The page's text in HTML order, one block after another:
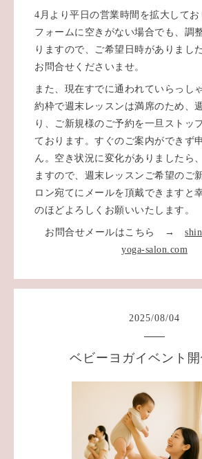
4月より平日の営業時間を拡大して
フォームに空きがない場合でも、調
りますので、ご希望日時がありまし
お問合せくださいませ。
また、現在すでに通われていらっし
約枠で週末レッスンは満席のため、
り、ご新規様のご予約を一旦ストッ
ております。すぐのご案内ができず
ん。空き状況に変化がありましたら
ますので、週末レッスンご希望のご
ロン宛てにメールを頂戴できますと
のほどよろしくお願いいたします。
お問合せメールはこちら →
yoga-salon.com
2025/08/04
ベビーヨガイベント